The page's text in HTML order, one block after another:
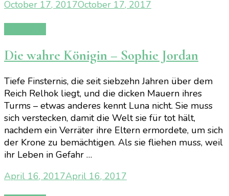
October 17, 2017October 17, 2017
Die wahre Königin – Sophie Jordan
Tiefe Finsternis, die seit siebzehn Jahren über dem
Reich Relhok liegt, und die dicken Mauern ihres
Turms – etwas anderes kennt Luna nicht. Sie muss
sich verstecken, damit die Welt sie für tot hält,
nachdem ein Verräter ihre Eltern ermordete, um sich
der Krone zu bemächtigen. Als sie fliehen muss, weil
ihr Leben in Gefahr …
April 16, 2017April 16, 2017